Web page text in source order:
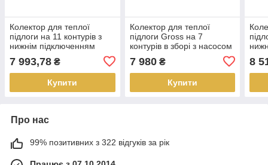
Колектор для теплої
підлоги на 11 контурів з
нижнім підключенням
7 993,78 ₴
Купити
Колектор для теплої
підлоги Gross на 7
контурів в зборі з насосом
7 980₴
Купити
8
Про нас
99% позитивних з 322 відгуків за рік